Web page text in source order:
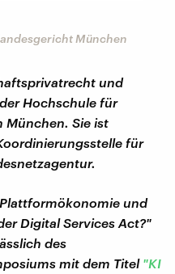
München
und
Hochschule für
München. Sie ist
für
und
Digital Services Act?"
des
mit dem Titel "KI